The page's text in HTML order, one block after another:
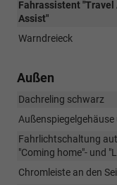
Fahrassistent
Assist"
Warndreieck
Außen
Dachreling schwarz
Fahrlichtschaltung
"Coming home"- und
Chromleiste an den